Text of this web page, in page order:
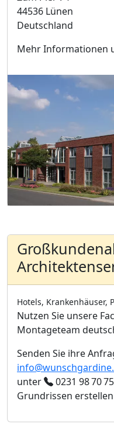
44536 Lünen
Deutschland
Mehr Informationen
Hotels, Krankenhäuser,
Nutzen Sie unsere
Montageteam
Senden Sie ihre
unter
0231 98 70
Grundrissen